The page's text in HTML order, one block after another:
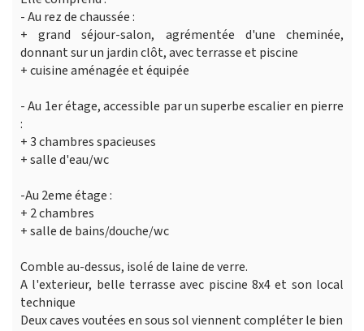
- Au rez de chaussée :
+ grand séjour-salon, agrémentée d'une cheminée,
donnant sur un jardin clôt, avec terrasse et piscine
+ cuisine aménagée et équipée
- Au 1er étage, accessible par un superbe escalier en pierre
:
+ 3 chambres spacieuses
+ salle d'eau/wc
-Au 2eme étage :
+ 2 chambres
+ salle de bains/douche/wc
Comble au-dessus, isolé de laine de verre.
A l'exterieur, belle terrasse avec piscine 8x4 et son local
technique
Deux caves voutées en sous sol viennent compléter le bien